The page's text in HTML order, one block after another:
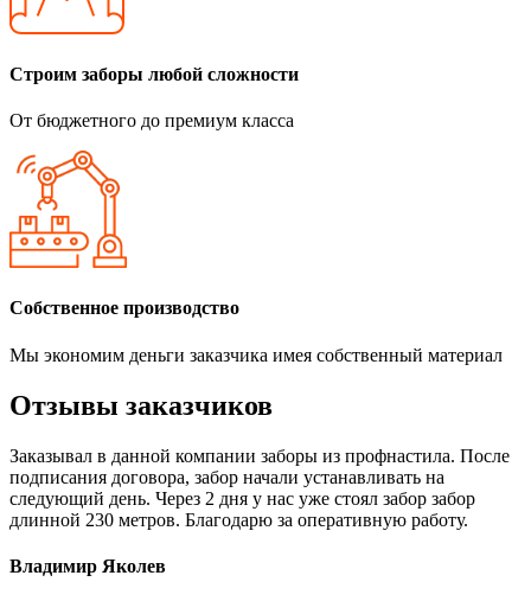
Строим заборы любой сложности
От бюджетного до премиум класса
Собственное производство
Мы экономим деньги заказчика имея собственный материал
Отзывы заказчиков
Заказывал в данной компании заборы из профнастила. После
подписания договора, забор начали устанавливать на
следующий день. Через 2 дня у нас уже стоял забор забор
длинной 230 метров. Благодарю за оперативную работу.
Владимир Яколев